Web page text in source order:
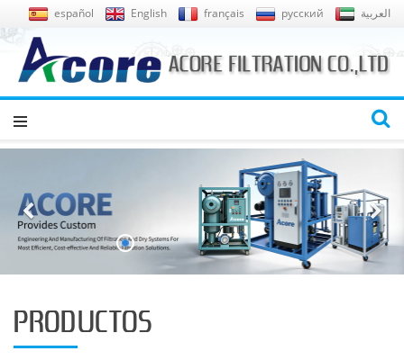
español English français русский العربية
PRODUCTOS